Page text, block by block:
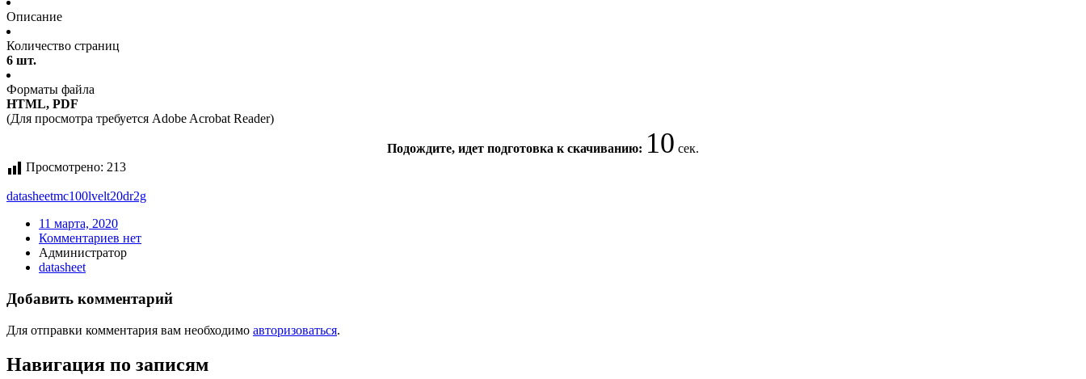
Описание
Количество страниц
6 шт.
Форматы файла
HTML, PDF
(Для просмотра требуется Adobe Acrobat Reader)
Подождите, идет подготовка к скачиванию: 10 сек.
Просмотрено: 213
datasheetmc100lvelt20dr2g
11 марта, 2020
Комментариев нет
Администратор
datasheet
Добавить комментарий
Для отправки комментария вам необходимо авторизоваться.
Навигация по записям